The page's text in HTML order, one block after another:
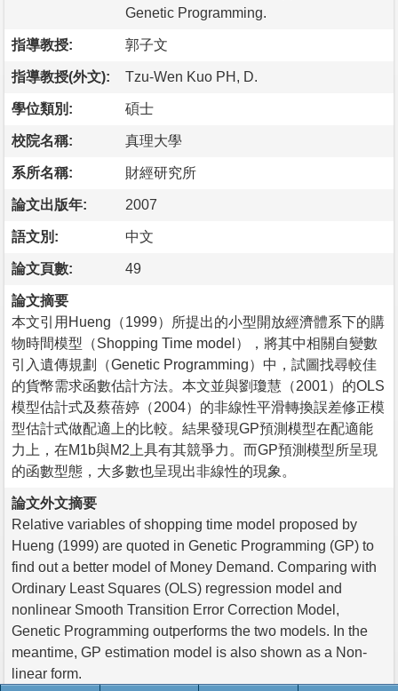
Genetic Programming.
指導教授: 郭子文
指導教授(外文): Tzu-Wen Kuo PH, D.
學位類別: 碩士
校院名稱: 真理大學
系所名稱: 財經研究所
論文出版年: 2007
語文別: 中文
論文頁數: 49
論文摘要
本文引用Hueng（1999）所提出的小型開放經濟體系下的購
物時間模型（Shopping Time model），將其中相關自變數
引入遺傳規劃（Genetic Programming）中，試圖找尋較佳
的貨幣需求函數估計方法。本文並與劉瓊慧（2001）的OLS
模型估計式及蔡蓓婷（2004）的非線性平滑轉換誤差修正模
型估計式做配適上的比較。結果發現GP預測模型在配適能
力上，在M1b與M2上具有其競爭力。而GP預測模型所呈現
的函數型態，大多數也呈現出非線性的現象。
論文外文摘要
Relative variables of shopping time model proposed by
Hueng (1999) are quoted in Genetic Programming (GP) to
find out a better model of Money Demand. Comparing with
Ordinary Least Squares (OLS) regression model and
nonlinear Smooth Transition Error Correction Model,
Genetic Programming outperforms the two models. In the
meantime, GP estimation model is also shown as a Non-
linear form.